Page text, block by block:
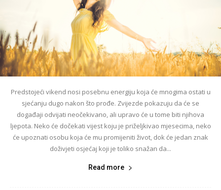
Predstojeći vikend nosi posebnu energiju koja će mnogima ostati u
sjećanju dugo nakon što prođe. Zvijezde pokazuju da će se
događaji odvijati neočekivano, ali upravo će u tome biti njihova
ljepota. Neko će dočekati vijest koju je priželjkivao mjesecima, neko
će upoznati osobu koja će mu promijeniti život, dok će jedan znak
doživjeti osjećaj koji je toliko snažan da...
Read more